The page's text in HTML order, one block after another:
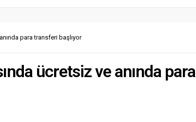
para transferi başlıyor
ücretsiz ve anında para